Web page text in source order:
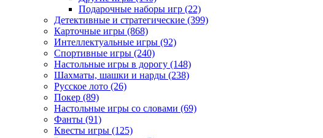
Подарочные наборы игр (22)
Детективные и стратегические (399)
Карточные игры (868)
Интеллектуальные игры (92)
Спортивные игры (240)
Настольные игры в дорогу (148)
Шахматы, шашки и нарды (238)
Русское лото (26)
Покер (89)
Настольные игры со словами (69)
Фанты (91)
Квесты игры (125)